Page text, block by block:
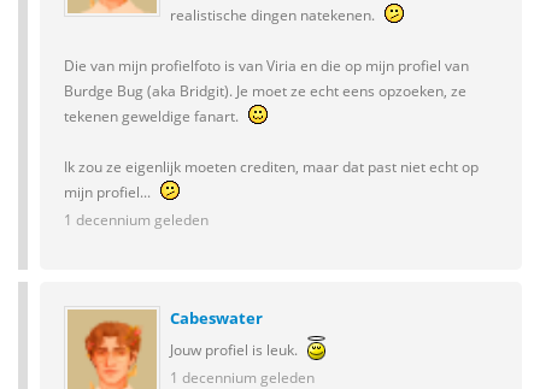
realistische dingen natekenen.
Die van mijn profielfoto is van Viria en die op mijn profiel van
Burdge Bug (aka Bridgit). Je moet ze echt eens opzoeken, ze
tekenen geweldige fanart.
Ik zou ze eigenlijk moeten crediten, maar dat past niet echt op
mijn profiel...
1 decennium geleden
Cabeswater
Jouw profiel is leuk.
1 decennium geleden